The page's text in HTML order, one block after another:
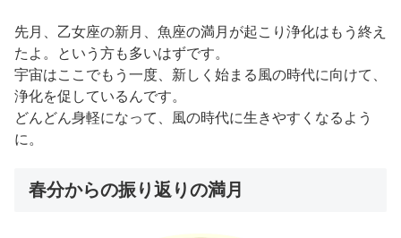
先月、乙女座の新月、魚座の満月が起こり浄化はもう終え
たよ。という方も多いはずです。
宇宙はここでもう一度、新しく始まる風の時代に向けて、
浄化を促しているんです。
どんどん身軽になって、風の時代に生きやすくなるよう
に。
春分からの振り返りの満月